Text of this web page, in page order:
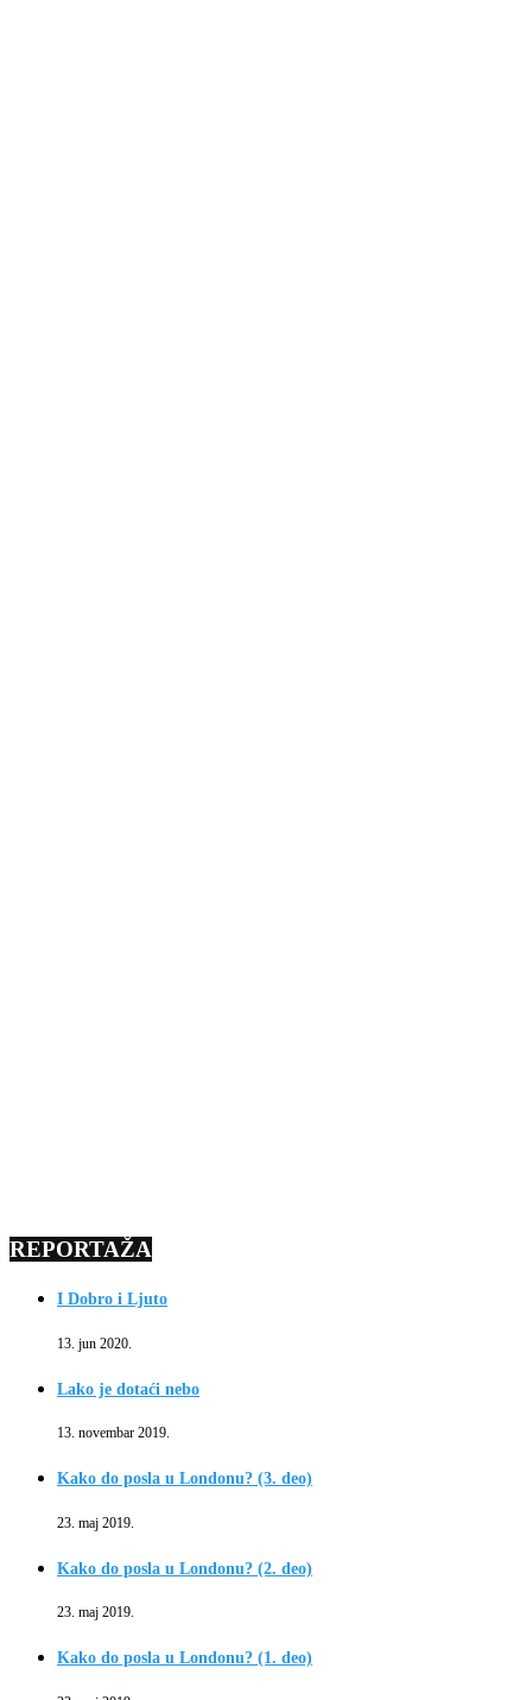
REPORTAŽA
I Dobro i Ljuto
13. jun 2020.
Lako je dotaći nebo
13. novembar 2019.
Kako do posla u Londonu? (3. deo)
23. maj 2019.
Kako do posla u Londonu? (2. deo)
23. maj 2019.
Kako do posla u Londonu? (1. deo)